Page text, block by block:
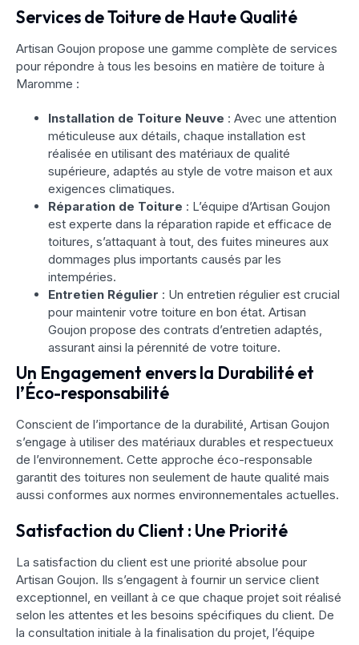
Services de Toiture de Haute Qualité
Artisan Goujon propose une gamme complète de services
pour répondre à tous les besoins en matière de toiture à
Maromme :
Installation de Toiture Neuve : Avec une attention
méticuleuse aux détails, chaque installation est
réalisée en utilisant des matériaux de qualité
supérieure, adaptés au style de votre maison et aux
exigences climatiques.
Réparation de Toiture : L’équipe d’Artisan Goujon
est experte dans la réparation rapide et efficace de
toitures, s’attaquant à tout, des fuites mineures aux
dommages plus importants causés par les
intempéries.
Entretien Régulier : Un entretien régulier est crucial
pour maintenir votre toiture en bon état. Artisan
Goujon propose des contrats d’entretien adaptés,
assurant ainsi la pérennité de votre toiture.
Un Engagement envers la Durabilité et
l’Éco-responsabilité
Conscient de l’importance de la durabilité, Artisan Goujon
s’engage à utiliser des matériaux durables et respectueux
de l’environnement. Cette approche éco-responsable
garantit des toitures non seulement de haute qualité mais
aussi conformes aux normes environnementales actuelles.
Satisfaction du Client : Une Priorité
La satisfaction du client est une priorité absolue pour
Artisan Goujon. Ils s’engagent à fournir un service client
exceptionnel, en veillant à ce que chaque projet soit réalisé
selon les attentes et les besoins spécifiques du client. De
la consultation initiale à la finalisation du projet, l’équipe